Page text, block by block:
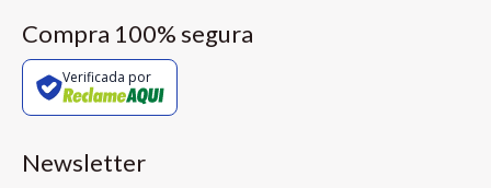
Compra 100% segura
Verificada por
Newsletter